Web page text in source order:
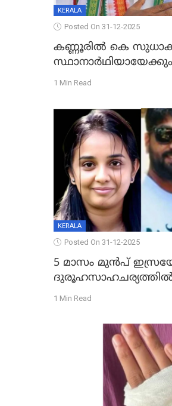
KERALA
Posted On 31-12-2025
കണ്ണൂരിൽ കെ സുധാകരൻ
സ്ഥാനാർഥിയായേക്കും
1 Min Read
KERALA
Posted On 31-12-2025
5 മാസം മുൻപ്
ദുരൂഹസാഹചര്യത്തിൽ
കണ്ടെത്തിയ മലയാളി
1 Min Read